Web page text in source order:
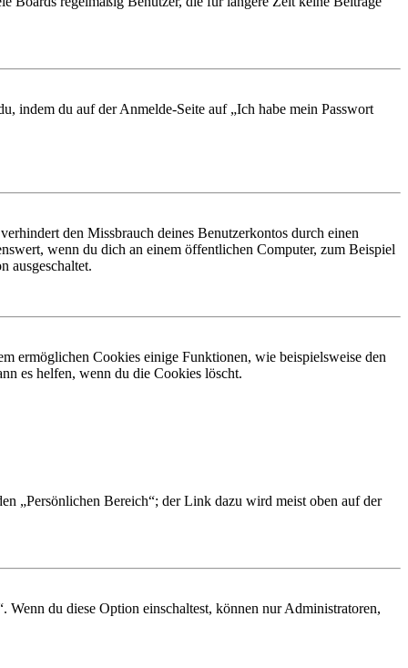
indem du auf der Anmelde-Seite auf „Ich habe mein Passwort
den Missbrauch deines Benutzerkontos durch einen
wenn du dich an einem öffentlichen Computer, zum Beispiel
ausgeschaltet.
ermöglichen Cookies einige Funktionen, wie beispielsweise den
es helfen, wenn du die Cookies löscht.
„Persönlichen Bereich“; der Link dazu wird meist oben auf der
du diese Option einschaltest, können nur Administratoren,